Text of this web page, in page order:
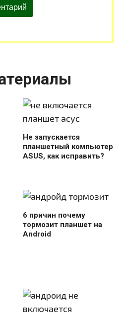
Не запускается
планшетный компьютер
ASUS, как исправить?
6 причин почему
тормозит планшет на
Android